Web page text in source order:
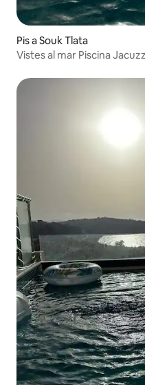
Pis a Souk Tlata
Vistes al mar Piscina